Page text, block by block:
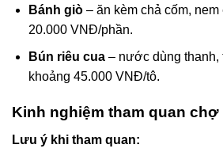
Bánh giò– ăn kèm chả cốm,
20.000 VNĐ/phần.
Bún riêu cua– nước dùng thanh,
khoảng 45.000 VNĐ/tô.
Kinh nghiệm tham quan chợ
Lưu ý khi tham quan: